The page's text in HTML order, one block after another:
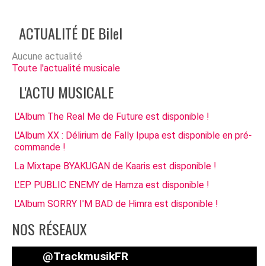
ACTUALITÉ DE Bilel
Aucune actualité
Toute l'actualité musicale
L'ACTU MUSICALE
L'Album The Real Me de Future est disponible !
L'Album XX : Délirium de Fally Ipupa est disponible en pré-
commande !
La Mixtape BYAKUGAN de Kaaris est disponible !
L'EP PUBLIC ENEMY de Hamza est disponible !
L'Album SORRY I'M BAD de Himra est disponible !
NOS RÉSEAUX
@TrackmusikFR